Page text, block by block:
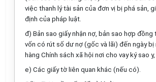
việc thanh lý tài sản của đơn vị bị phá sản,
định của pháp luật.
đ) Bản sao giấy nhận nợ, bản sao hợp đồng
vốn có rút số dư nợ (gốc và lãi) đến ngày bị
hàng Chính sách xã hội nơi cho vay ký sao
e) Các giấy tờ liên quan khác (nếu có).